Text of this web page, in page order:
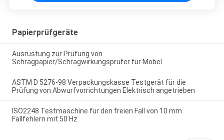
Papierprüfgeräte
Ausrüstung zur Prüfung von
Schrägpapier/Schrägwirkungsprüfer für Möbel
ASTM D 5276-98 Verpackungskasse Testgerät für die
Prüfung von Abwurfvorrichtungen Elektrisch angetrieben
ISO2248 Testmaschine für den freien Fall von 10 mm
Fallfehlern mit 50 Hz